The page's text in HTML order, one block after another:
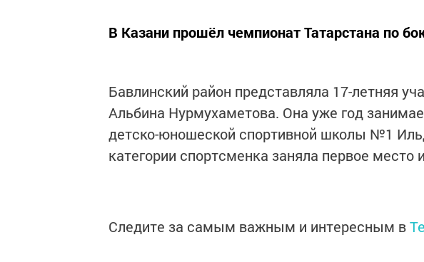
В Казани прошёл чемпионат Татарстана по
Бавлинский район представляла 17-летняя
Альбина Нурмухаметова. Она уже год
детско-юношеской спортивной школы №1
категории спортсменка заняла первое
Следите за самым важным и интересным в